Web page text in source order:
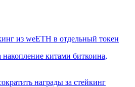
из weETH в отдельный токен
китами биткоина,
награды за стейкинг